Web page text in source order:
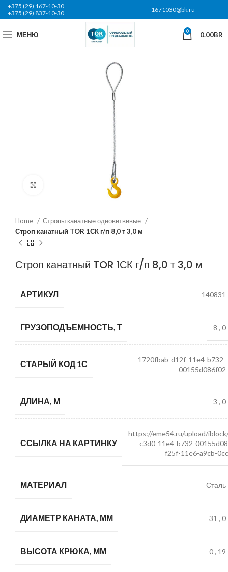
+375 (29) 167-10-30
+375 (29) 837-10-30
1671030@bk.ru
МЕНЮ 0 0.00BR
Нажмите, чтобы увеличить
Home
Стропы канатные одноветвевые
Строп канатный TOR 1СК г/п 8,0 т 3,0 м
Строп канатный TOR 1СК г/п 8,0 т 3,0 м
АРТИКУЛ 140831
ГРУЗОПОДЪЕМНОСТЬ, Т 8 , 0
СТАРЫЙ КОД 1С
1720fbab-d12f-11e4-b732-
00155d086f02
ДЛИНА, М 3 , 0
ССЫЛКА НА КАРТИНКУ
https://eme54.ru/upload/
c3d0-11e4-b732-
f25f-11e6-a9cb-
МАТЕРИАЛ Сталь
ДИАМЕТР КАНАТА, ММ 31 , 0
ВЫСОТА КРЮКА, ММ 0, 19